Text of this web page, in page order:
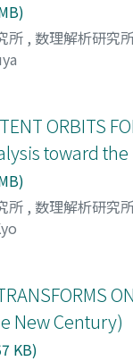
所 , 数理解析研究
ORBITS
toward
所 , 数理解析研究
New Century)
KB)